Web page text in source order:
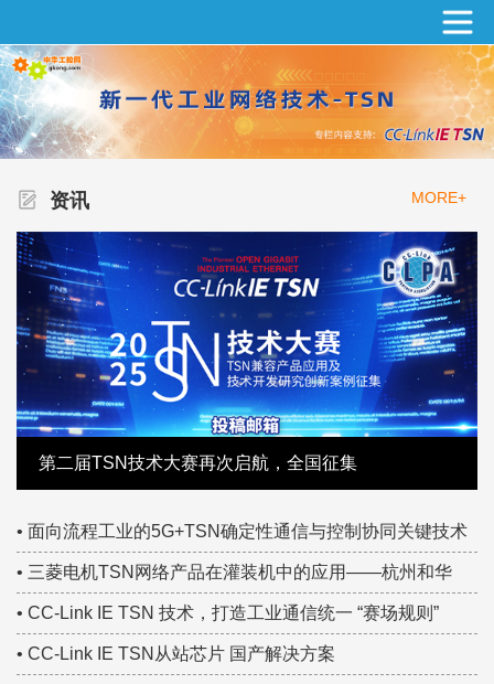
资讯 MORE+
第二届TSN技术大赛再次启航，全国征集
• 面向流程工业的5G+TSN确定性通信与控制协同关键技术
研究——中国移动集团研究院 TSN技术大赛集锦
• 三菱电机TSN网络产品在灌装机中的应用——杭州和华
TSN技术大赛集锦
• CC-Link IE TSN 技术，打造工业通信统一 “赛场规则”
• CC-Link IE TSN从站芯片 国产解决方案